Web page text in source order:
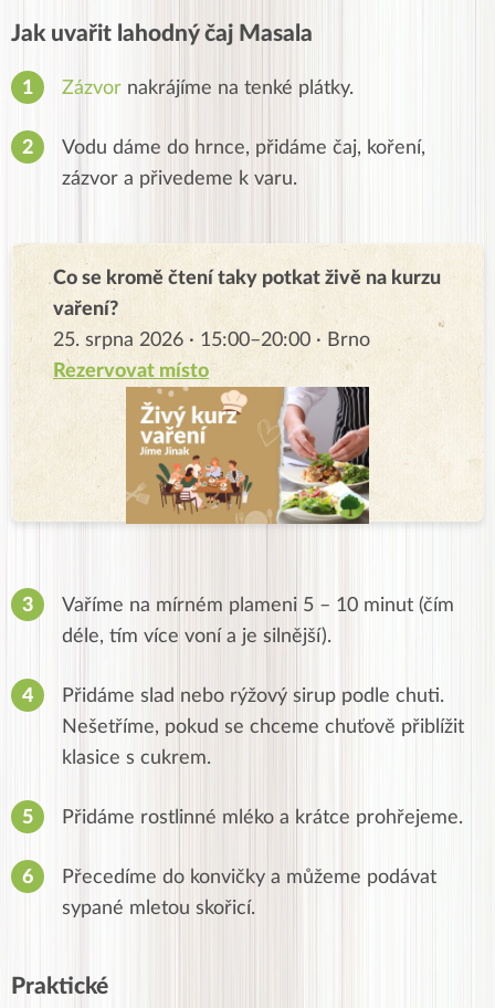
Jak uvařit lahodný čaj Masala
Zázvor nakrájíme na tenké plátky.
Vodu dáme do hrnce, přidáme čaj, koření,
zázvor a přivedeme k varu.
Co se kromě čtení taky potkat živě na kurzu
vaření?
25. srpna 2026 · 15:00–20:00 · Brno
Rezervovat místo
Vaříme na mírném plameni 5 – 10 minut (čím
déle, tím více voní a je silnější).
Přidáme slad nebo rýžový sirup podle chuti.
Nešetříme, pokud se chceme chuťově přiblížit
klasice s cukrem.
Přidáme rostlinné mléko a krátce prohřejeme.
Přecedíme do konvičky a můžeme podávat
sypané mletou skořicí.
Praktické